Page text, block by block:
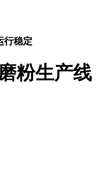
行稳定
粉生产线